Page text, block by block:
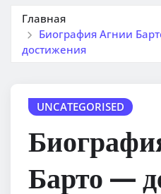
Главная
Биография Агнии
достижения
UNCATEGORISED
Барто —